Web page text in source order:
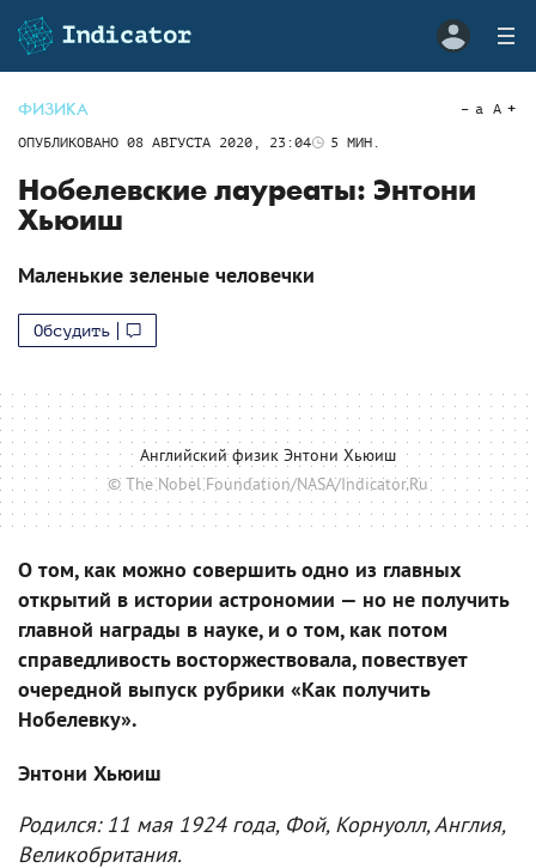
ФИЗИКА
ОПУБЛИКОВАНО 08 АВГУСТА 2020, 23:04 5 МИН.
a A
Нобелевские лауреаты: Энтони
Хьюиш
Маленькие зеленые человечки
Обсудить
Английский физик Энтони Хьюиш
© The Nobel Foundation/NASA/Indicator.Ru
О том, как можно совершить одно из главных
открытий в истории астрономии — но не получить
главной награды в науке, и о том, как потом
справедливость восторжествовала, повествует
очередной выпуск рубрики «Как получить
Нобелевку».
Энтони Хьюиш
Родился: 11 мая 1924 года, Фой, Корнуолл, Англия,
Великобритания.